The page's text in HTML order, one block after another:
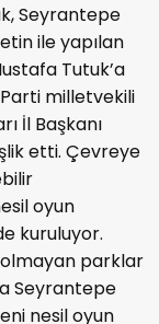
Seyrantepe
ile yapılan
Tutuk’a
milletvekili
İl Başkanı
etti. Çevreye
oyun
kuruluyor.
olmayan parklar
Seyrantepe
nesil oyun